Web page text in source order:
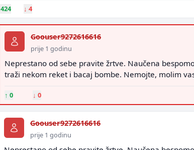
424 ↓ 4
Goouser9272616616
prije 1 godinu
Neprestano od sebe pravite žrtve. Naučena
traži nekom reket i bacaj bombe. Nemojte, molim
↑ 0 ↓ 0
Goouser9272616616
prije 1 godinu